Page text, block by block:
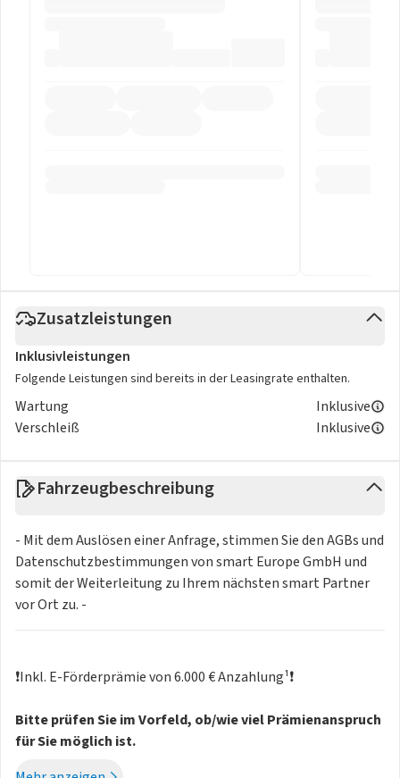
Zusatzleistungen
Inklusivleistungen
Folgende Leistungen sind bereits in der Leasingrate enthalten.
Wartung
Inklusive
Verschleiß
Inklusive
Fahrzeugbeschreibung
- Mit dem Auslösen einer Anfrage, stimmen Sie den AGBs und
Datenschutzbestimmungen von smart Europe GmbH und
somit der Weiterleitung zu Ihrem nächsten smart Partner
vor Ort zu. -
❗️Inkl. E-Förderprämie von 6.000 € Anzahlung¹❗️
Bitte prüfen Sie im Vorfeld, ob/wie viel Prämienanspruch
für Sie möglich ist.